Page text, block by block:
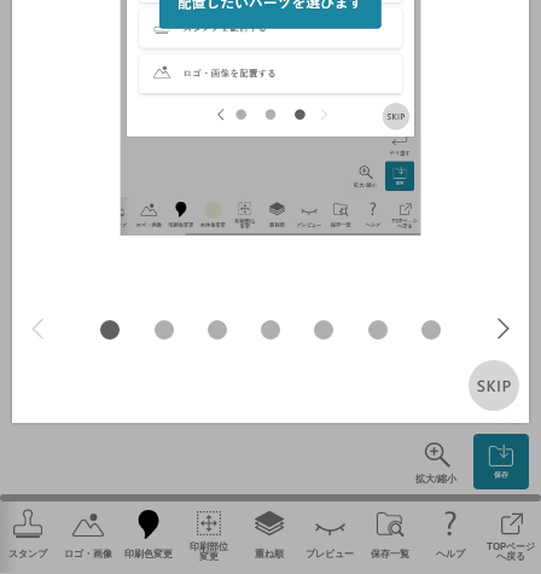
保存
拡大/縮小
スタンプ ロゴ・画像 印刷色変更
印刷部位
変更 重ね順 プレビュー 保存一覧 ヘルプ
TOPページ
へ戻る